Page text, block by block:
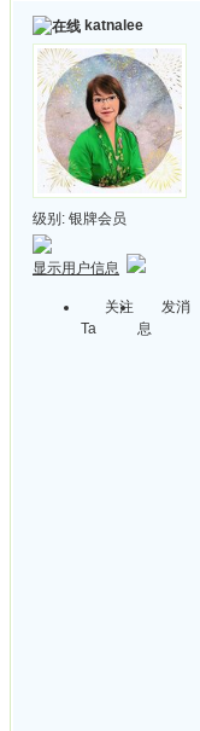
katnalee
级别: 银牌会员
显示用户信息
关注
Ta
发消
息